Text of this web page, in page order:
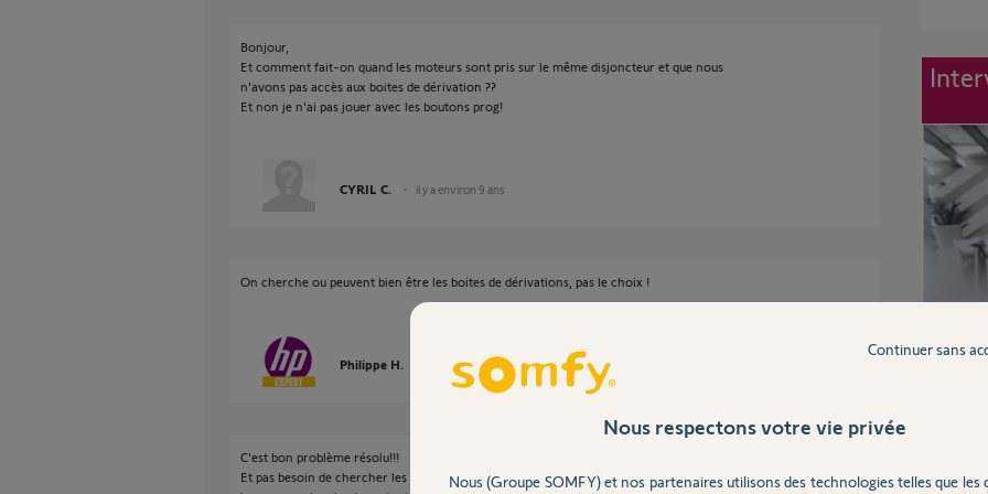
Bonjour,
Et comment fait-on quand les moteurs sont pris sur le même disjoncteur et que nous
n'avons pas accès aux boites de dérivation ??
Et non je n'ai pas jouer avec les boutons prog!
CYRIL C. il y a environ 9 ans
On cherche ou peuvent bien être les boites de dérivations, pas le choix !
Philippe H. il y a environ 9 ans
C'est bon problème résolu!!!
Et pas besoin de chercher les boites de dérivation comme évoquer par Philippe, il y a
Nous respectons votre vie privée
Nous (Groupe SOMFY) et nos partenaires utilisons des technologies telles que les
Continuer sans